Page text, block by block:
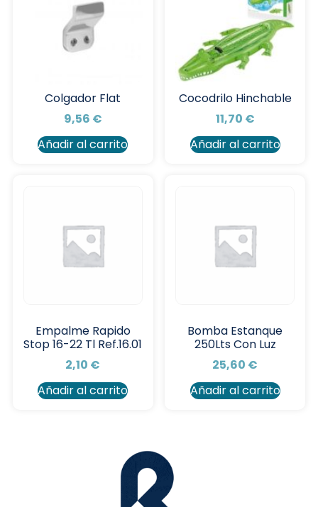
Colgador Flat
9,56 €
Añadir al carrito
Cocodrilo Hinchable
11,70 €
Añadir al carrito
Empalme Rapido
Stop 16-22 Tl Ref.16.01
2,10 €
Añadir al carrito
Bomba Estanque
250Lts Con Luz
25,60 €
Añadir al carrito